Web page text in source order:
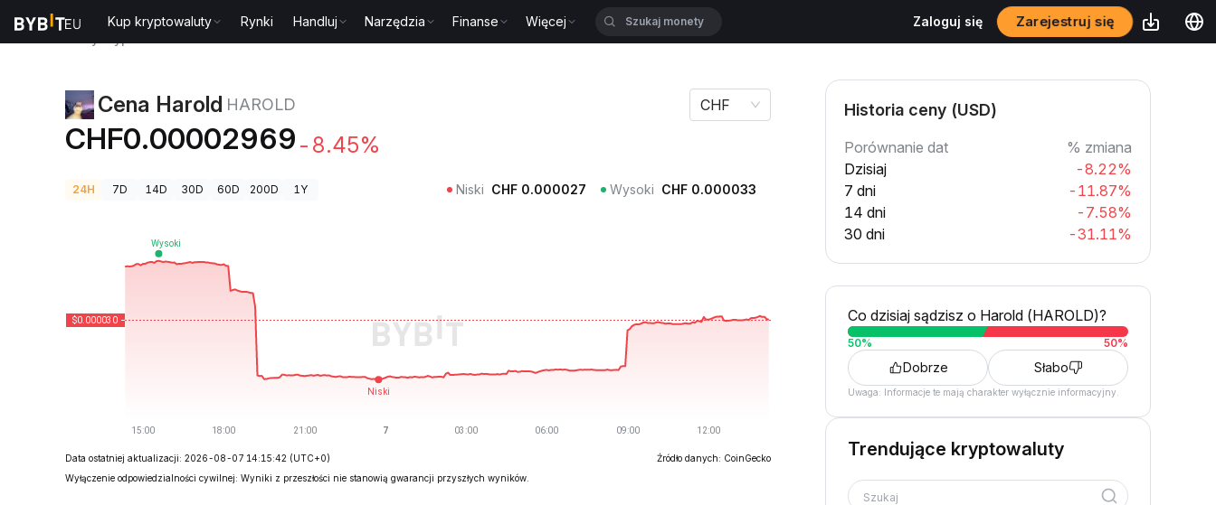
Kup kryptowaluty Rynki Handluj Narzędzia Finanse Więcej Zaloguj się Zarejestruj się
Cena Harold HAROLD
CHF0.00002969 -8.45%
CHF
24H 7D 14D 30D 60D 200D 1Y Niski CHF 0.000027 Wysoki CHF 0.000033
Data ostatniej aktualizacji: 2026-08-07 14:15:42 (UTC+0)
Źródło danych: CoinGecko
Wyłączenie odpowiedzialności cywilnej: Wyniki z przeszłości nie stanowią gwarancji przyszłych wyników.
Historia ceny (USD)
Porównanie dat
% zmiana
Dzisiaj
-8.22%
7 dni
-11.87%
14 dni
-7.58%
30 dni
-31.11%
Co dzisiaj sądzisz o Harold (HAROLD)?
50% 50%
Dobrze Słabo
Uwaga: Informacje te mają charakter wyłącznie informacyjny.
Trendujące kryptowaluty
Szukaj